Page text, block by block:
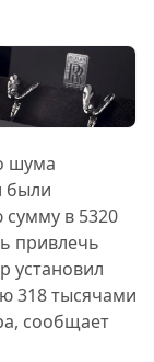
шума
были
в 5320
привлечь
установил
318 тысячами
сообщает